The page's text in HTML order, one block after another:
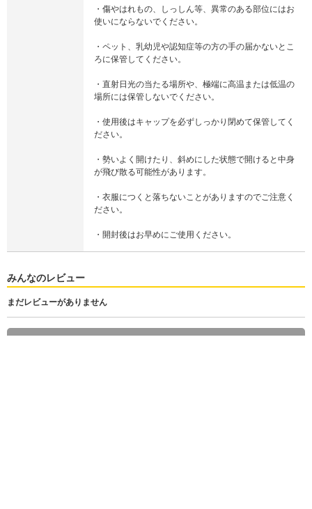
・傷やはれもの、しっしん等、異常のある部位にはお
使いにならないでください。
・ペット、乳幼児や認知症等の方の手の届かないとこ
ろに保管してください。
・直射日光の当たる場所や、極端に高温または低温の
場所には保管しないでください。
・使用後はキャップを必ずしっかり閉めて保管してく
ださい。
・勢いよく開けたり、斜めにした状態で開けると中身
が飛び散る可能性があります。
・衣服につくと落ちないことがありますのでご注意く
ださい。
・開封後はお早めにご使用ください。
みんなのレビュー
まだレビューがありません